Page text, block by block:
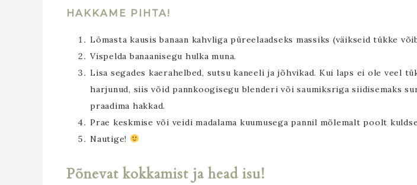
HAKKAME PIHTA!
Lömasta kausis banaan kahvliga püreelaadseks massiks (väikseid tükke
Vispelda banaanisegu hulka muna.
Lisa segades kaerahelbed, sutsu kaneeli ja jõhvikad. Kui laps ei ole veel
harjunud, siis võid pannkoogisegu blenderi või saumiksriga siidisemaks
praadima hakkad.
Prae keskmise või veidi madalama kuumusega pannil mõlemalt poolt
Nautige!
Põnevat kokkamist ja head isu!